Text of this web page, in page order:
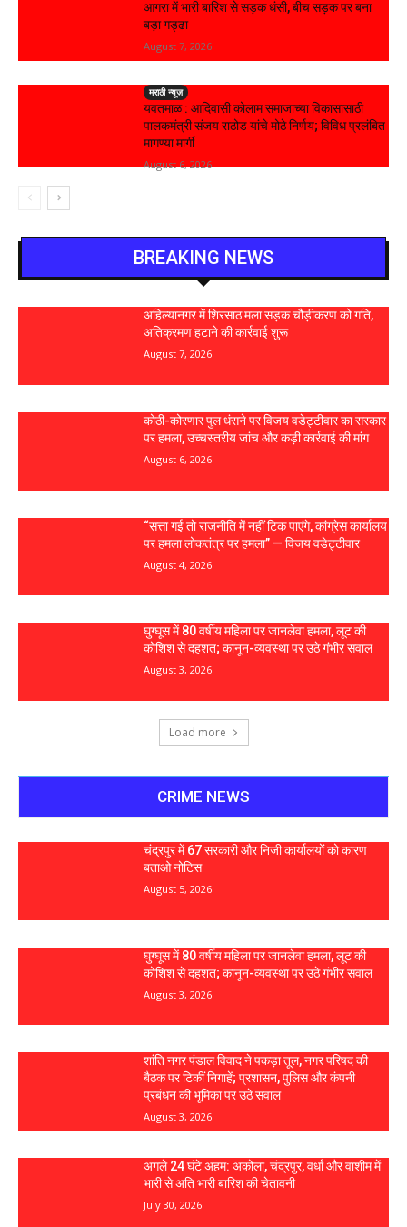
आगरा में भारी बारिश से सड़क धंसी, बीच सड़क पर बना
बड़ा गड्ढा
August 7, 2026
मराठी न्यूज़
यवतमाळ : आदिवासी कोलाम समाजाच्या विकासासाठी
पालकमंत्री संजय राठोड यांचे मोठे निर्णय; विविध प्रलंबित
मागण्या मार्गी
August 6, 2026
BREAKING NEWS
अहिल्यानगर में शिरसाठ मला सड़क चौड़ीकरण को गति,
अतिक्रमण हटाने की कार्रवाई शुरू
August 7, 2026
कोठी-कोरणार पुल धंसने पर विजय वडेट्टीवार का सरकार
पर हमला, उच्चस्तरीय जांच और कड़ी कार्रवाई की मांग
August 6, 2026
“सत्ता गई तो राजनीति में नहीं टिक पाएंगे, कांग्रेस कार्यालय
पर हमला लोकतंत्र पर हमला” — विजय वडेट्टीवार
August 4, 2026
घुग्घूस में 80 वर्षीय महिला पर जानलेवा हमला, लूट की
कोशिश से दहशत; कानून-व्यवस्था पर उठे गंभीर सवाल
August 3, 2026
Load more
CRIME NEWS
चंद्रपुर में 67 सरकारी और निजी कार्यालयों को कारण
बताओ नोटिस
August 5, 2026
घुग्घूस में 80 वर्षीय महिला पर जानलेवा हमला, लूट की
कोशिश से दहशत; कानून-व्यवस्था पर उठे गंभीर सवाल
August 3, 2026
शांति नगर पंडाल विवाद ने पकड़ा तूल, नगर परिषद की
बैठक पर टिकीं निगाहें; प्रशासन, पुलिस और कंपनी
प्रबंधन की भूमिका पर उठे सवाल
August 3, 2026
अगले 24 घंटे अहम: अकोला, चंद्रपुर, वर्धा और वाशीम में
भारी से अति भारी बारिश की चेतावनी
July 30, 2026